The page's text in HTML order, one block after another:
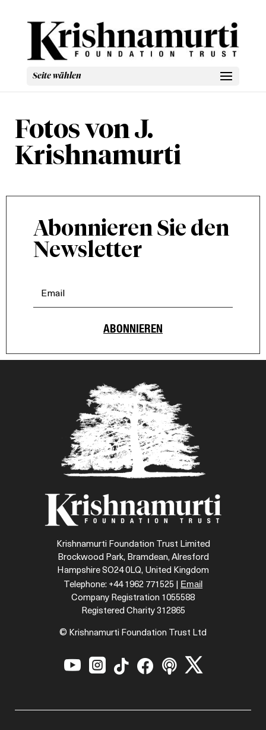
Fotos von J.
Krishnamurti
Abonnieren Sie den
Newsletter
ABONNIEREN
Krishnamurti Foundation Trust Limited
Brockwood Park, Bramdean, Alresford
Hampshire SO24 0LQ, United Kingdom
Telephone: +44 1962 771525 | Email
Company Registration 1055588
Registered Charity 312865
© Krishnamurti Foundation Trust Ltd
     